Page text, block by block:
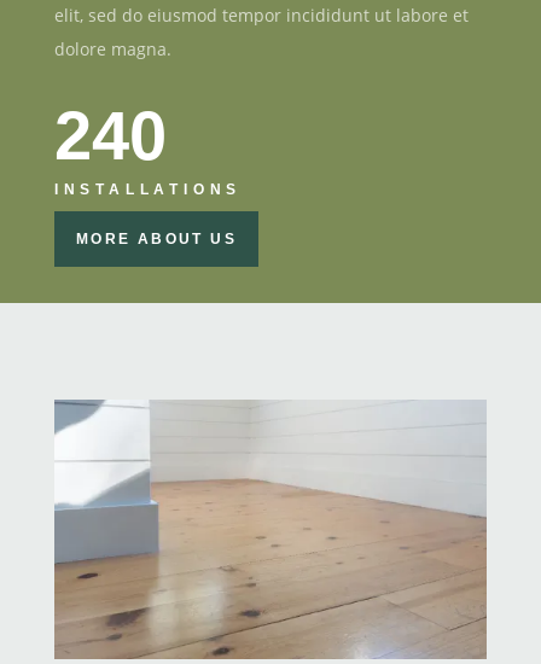
elit, sed do eiusmod tempor incididunt ut labore et
dolore magna.
240
INSTALLATIONS
MORE ABOUT US